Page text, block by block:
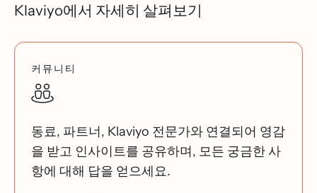
Klaviyo에서 자세히 살펴보기
커뮤니티
동료, 파트너, Klaviyo 전문가와 연결되어 영감
을 받고 인사이트를 공유하며, 모든 궁금한 사
항에 대해 답을 얻으세요.